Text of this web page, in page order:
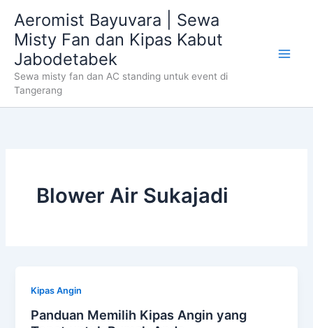
content
Aeromist Bayuvara | Sewa
Misty Fan dan Kipas Kabut
Jabodetabek
Sewa misty fan dan AC standing untuk event di
Tangerang
Blower Air Sukajadi
Kipas Angin
Panduan Memilih Kipas Angin yang